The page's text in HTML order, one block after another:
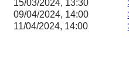
15/03/2024, 13:30
09/04/2024, 14:00
11/04/2024, 14:00